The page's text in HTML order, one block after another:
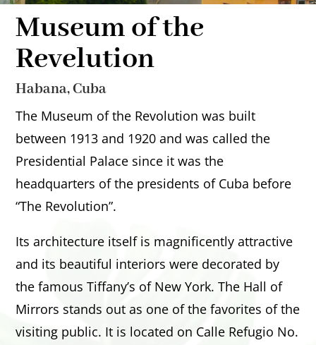
Museum of the
Revelution
Habana, Cuba
The Museum of the Revolution was built
between 1913 and 1920 and was called the
Presidential Palace since it was the
headquarters of the presidents of Cuba before
“The Revolution”.
Its architecture itself is magnificently attractive
and its beautiful interiors were decorated by
the famous Tiffany’s of New York. The Hall of
Mirrors stands out as one of the favorites of the
visiting public. It is located on Calle Refugio No.